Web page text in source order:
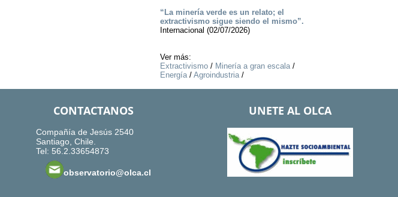
“La minería verde es un relato; el
extractivismo sigue siendo el mismo”.
Internacional (02/07/2026)
Ver más:
Extractivismo/ Minería a gran escala/
Energía/ Agroindustria/
CONTACTANOS
Compañía de Jesús 2540
Santiago, Chile.
Tel: 56.2.33654873
observatorio@olca.cl
UNETE AL OLCA